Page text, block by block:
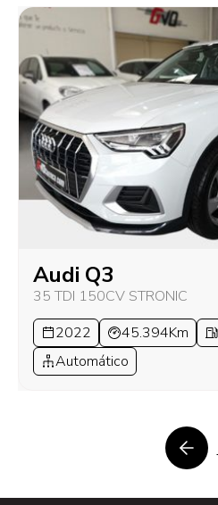
Audi Q3
35 TDI 150CV STRONIC
2022 45.394Km
Automático